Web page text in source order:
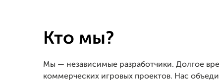
Кто мы?
Мы — независимые разработчики. Долгое
коммерческих игровых проектов. Нас